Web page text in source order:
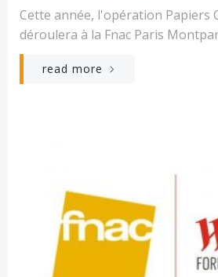
Cette année, l'opération Papiers
déroulera à la Fnac Paris
read more